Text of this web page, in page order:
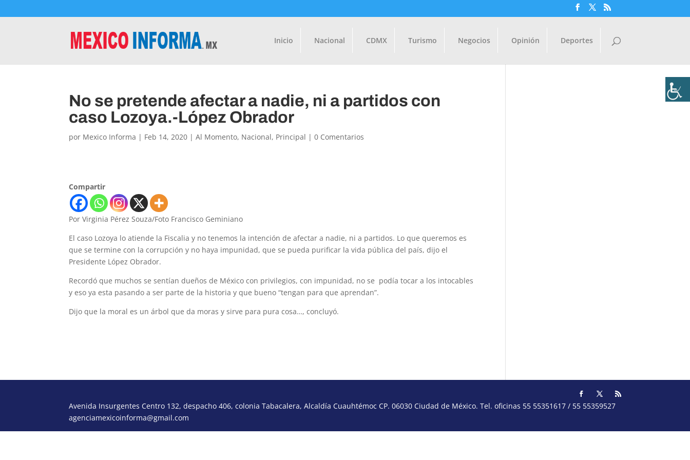
Inicio Nacional CDMX Turismo Negocios Opinión Deportes
No se pretende afectar a nadie, ni a partidos con
caso Lozoya.-López Obrador
por Mexico Informa | Feb 14, 2020 |Al Momento, Nacional, Principal |0 Comentarios
Compartir
Por Virginia Pérez Souza/Foto Francisco Geminiano
El caso Lozoya lo atiende la Fiscalia y no tenemos la intención de afectar a nadie, ni a partidos. Lo que queremos es
que se termine con la corrupción y no haya impunidad, que se pueda purificar la vida pública del país, dijo el
Presidente López Obrador.
Recordó que muchos se sentían dueños de México con privilegios, con impunidad, no se podía tocar a los intocables
y eso ya esta pasando a ser parte de la historia y que bueno “tengan para que aprendan”.
Dijo que la moral es un árbol que da moras y sirve para pura cosa…, concluyó.
Avenida Insurgentes Centro 132, despacho 406, colonia Tabacalera, Alcaldía Cuauhtémoc CP. 06030 Ciudad de México. Tel. oficinas 55 55351617 / 55 55359527
agenciamexicoinforma@gmail.com